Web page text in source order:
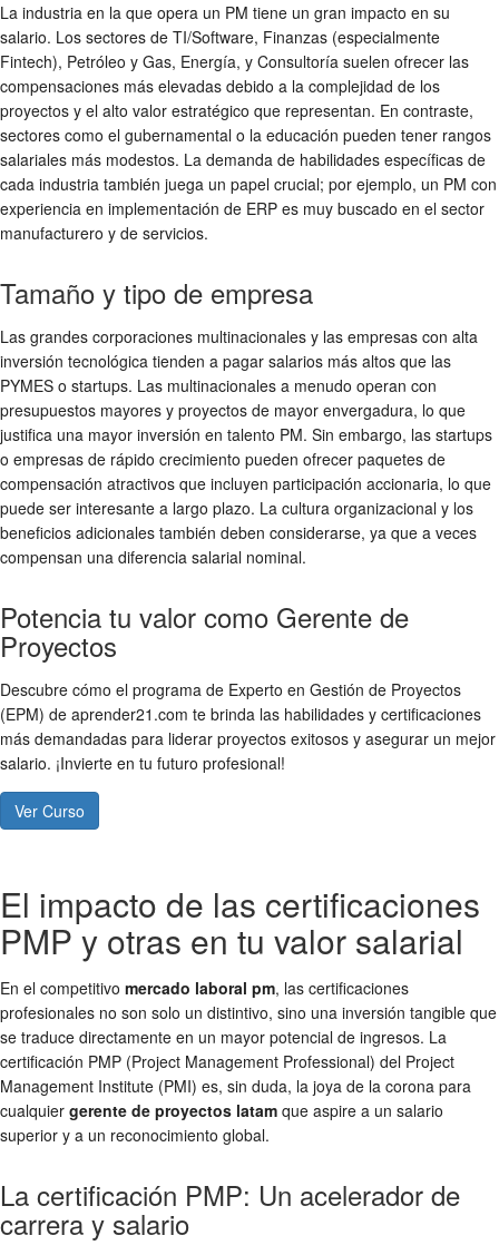
La industria en la que opera un PM tiene un gran impacto en su
salario. Los sectores de TI/Software, Finanzas (especialmente
Fintech), Petróleo y Gas, Energía, y Consultoría suelen ofrecer las
compensaciones más elevadas debido a la complejidad de los
proyectos y el alto valor estratégico que representan. En contraste,
sectores como el gubernamental o la educación pueden tener rangos
salariales más modestos. La demanda de habilidades específicas de
cada industria también juega un papel crucial; por ejemplo, un PM con
experiencia en implementación de ERP es muy buscado en el sector
manufacturero y de servicios.
Tamaño y tipo de empresa
Las grandes corporaciones multinacionales y las empresas con alta
inversión tecnológica tienden a pagar salarios más altos que las
PYMES o startups. Las multinacionales a menudo operan con
presupuestos mayores y proyectos de mayor envergadura, lo que
justifica una mayor inversión en talento PM. Sin embargo, las startups
o empresas de rápido crecimiento pueden ofrecer paquetes de
compensación atractivos que incluyen participación accionaria, lo que
puede ser interesante a largo plazo. La cultura organizacional y los
beneficios adicionales también deben considerarse, ya que a veces
compensan una diferencia salarial nominal.
Potencia tu valor como Gerente de
Proyectos
Descubre cómo el programa de Experto en Gestión de Proyectos
(EPM) de aprender21.com te brinda las habilidades y certificaciones
más demandadas para liderar proyectos exitosos y asegurar un mejor
salario. ¡Invierte en tu futuro profesional!
Ver Curso
El impacto de las certificaciones
PMP y otras en tu valor salarial
En el competitivo mercado laboral pm, las certificaciones
profesionales no son solo un distintivo, sino una inversión tangible que
se traduce directamente en un mayor potencial de ingresos. La
certificación PMP (Project Management Professional) del Project
Management Institute (PMI) es, sin duda, la joya de la corona para
cualquier gerente de proyectos latam que aspire a un salario
superior y a un reconocimiento global.
La certificación PMP: Un acelerador de
carrera y salario